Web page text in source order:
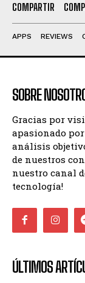
COMPARTIR
APPS REVIEWS
SOBRE
Gracias por
apasionado
análisis
de nuestros
nuestro canal
tecnología!
ÚLTIMOS